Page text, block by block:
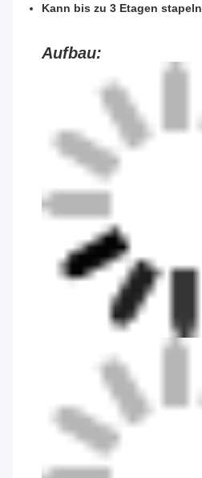
Kann bis zu 3 Etagen stapeln
Aufbau: